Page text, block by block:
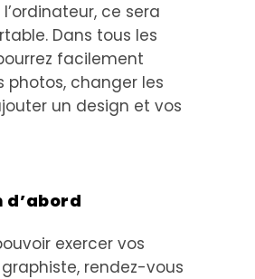
ce sera
Dans tous les
facilement
photos, changer les
un design et vos
d’abord
exercer vos
rendez-vous